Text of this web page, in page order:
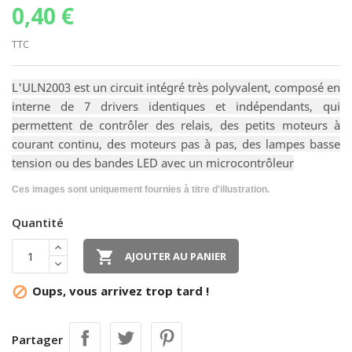
0,40 €
TTC
L'ULN2003 est un circuit intégré très polyvalent, composé en
interne de 7 drivers identiques et indépendants, qui
permettent de contrôler des relais, des petits moteurs à
courant continu, des moteurs pas à pas, des lampes basse
tension ou des bandes LED avec un microcontrôleur
Ces images sont uniquement fournies à titre d'illustration.
Quantité
 AJOUTER AU PANIER
 Oups, vous arrivez trop tard !
Partager